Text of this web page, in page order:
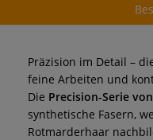
Präzision im Detail –
feine Arbeiten und
Die Precision-Serie
synthetische Fasern,
Rotmarderhaar